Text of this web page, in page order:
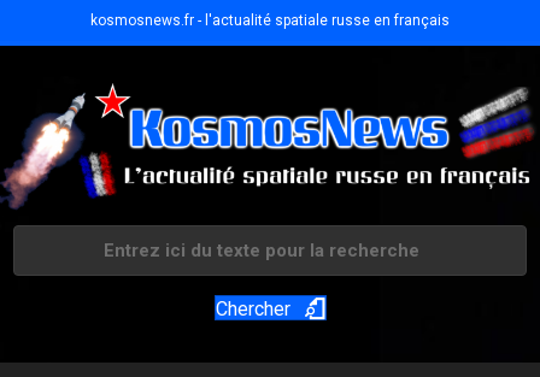
kosmosnews.fr - l'actualité spatiale russe en français
Chercher